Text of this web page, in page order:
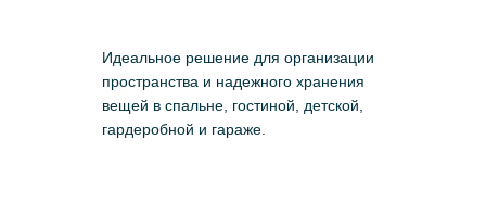
Идеальное решение для организации
пространства и надежного хранения
вещей в спальне, гостиной, детской,
гардеробной и гараже.